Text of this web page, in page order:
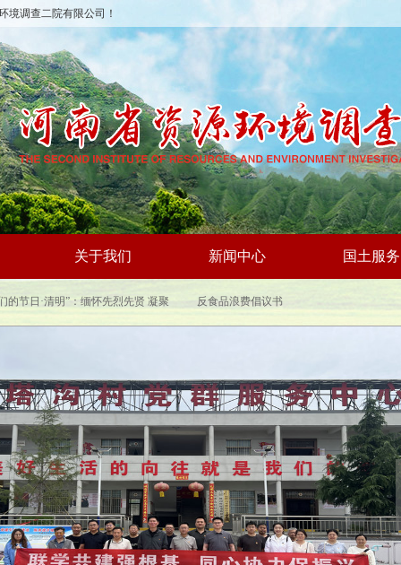
境调查二院有限公司！
关于我们 新闻中心 国土服务
、全国普法办部署开展2026年全民 “我们的节日·清明”：缅怀先烈先贤 凝聚